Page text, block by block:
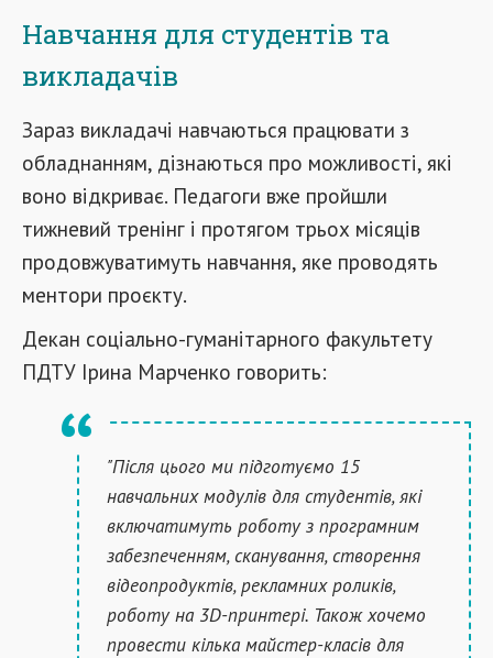
Навчання для студентів та
викладачів
Зараз викладачі навчаються працювати з
обладнанням, дізнаються про можливості, які
воно відкриває. Педагоги вже пройшли
тижневий тренінг і протягом трьох місяців
продовжуватимуть навчання, яке проводять
ментори проєкту.
Декан соціально-гуманітарного факультету
ПДТУ Ірина Марченко говорить:
"Після цього ми підготуємо 15
навчальних модулів для студентів, які
включатимуть роботу з програмним
забезпеченням, сканування, створення
відеопродуктів, рекламних роликів,
роботу на 3D-принтері. Також хочемо
провести кілька майстер-класів для